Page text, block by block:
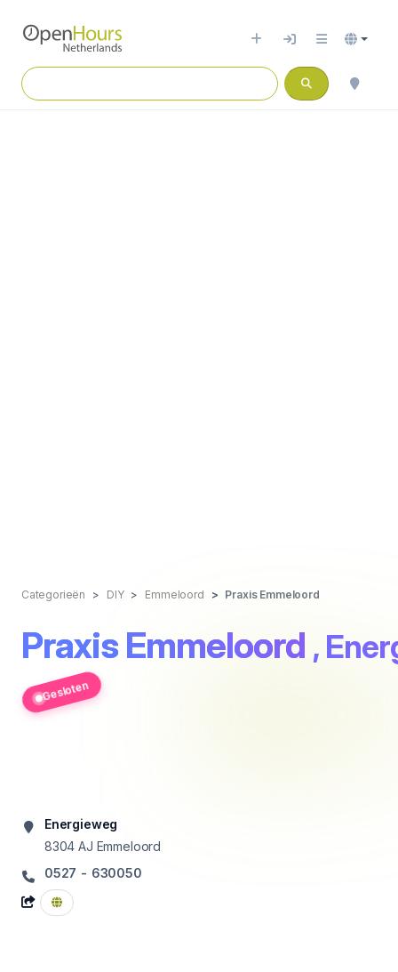
Categorieën DIY Emmeloord Praxis Emmeloord
Praxis Emmeloord ,
Gesloten
Energieweg
8304 AJ Emmeloord
0527 - 630050